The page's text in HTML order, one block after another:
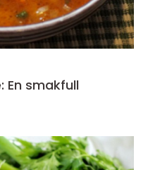
En smakfull